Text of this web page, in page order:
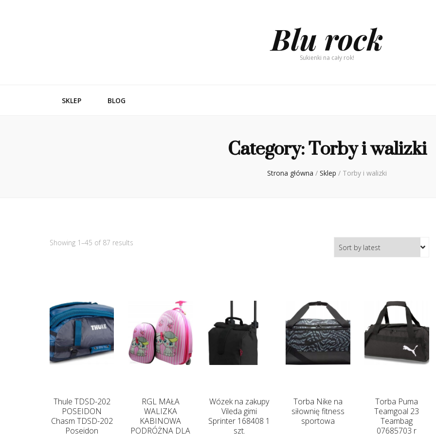
Blu rock
Sukienki na cały rok!
SKLEP BLOG
Category:Torby i walizki
Strona główna / Sklep / Torby i walizki
Showing 1–45 of 87 results
Thule TDSD-202
POSEIDON
Chasm TDSD-202
Poseidon
RGL MAŁA
WALIZKA
KABINOWA
PODRÓŻNA DLA
Wózek na zakupy
Vileda gimi
Sprinter 168408 1
szt.
Torba Nike na
siłownię fitness
sportowa
Torba Puma
Teamgoal 23
Teambag
07685703 r